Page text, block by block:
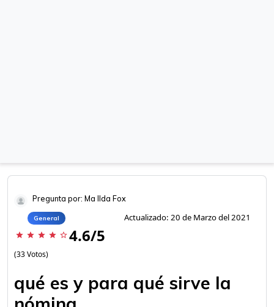
Pregunta por: Ma Ilda Fox
General Actualizado: 20 de Marzo del 2021
star star star star star_border 4.6/5
(33 Votos)
qué es y para qué sirve la